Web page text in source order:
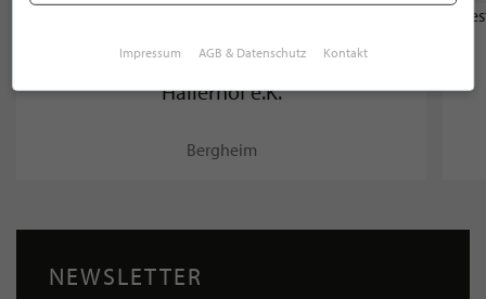
Restaurant Hallerhof - Karl-Rainer Peters
Hallerhof e.K.
Bergheim
NEWSLETTER
Impressum AGB & Datenschutz Kontakt